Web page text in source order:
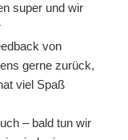
super und wir
von
gerne zurück,
viel Spaß
– bald tun wir